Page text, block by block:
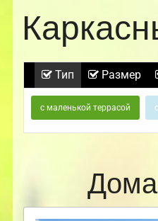
Тип Размер
с маленькой террасой